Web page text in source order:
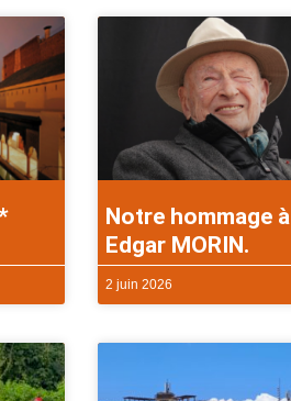
Notre hommage à
Edgar MORIN.
2 juin 2026